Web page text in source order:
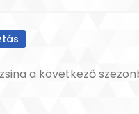
a következő